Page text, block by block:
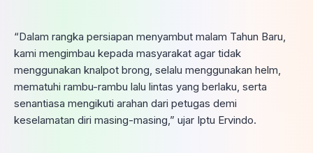
“Dalam rangka persiapan menyambut malam Tahun Baru,
kami mengimbau kepada masyarakat agar tidak
menggunakan knalpot brong, selalu menggunakan helm,
mematuhi rambu-rambu lalu lintas yang berlaku, serta
senantiasa mengikuti arahan dari petugas demi
keselamatan diri masing-masing,” ujar Iptu Ervindo.